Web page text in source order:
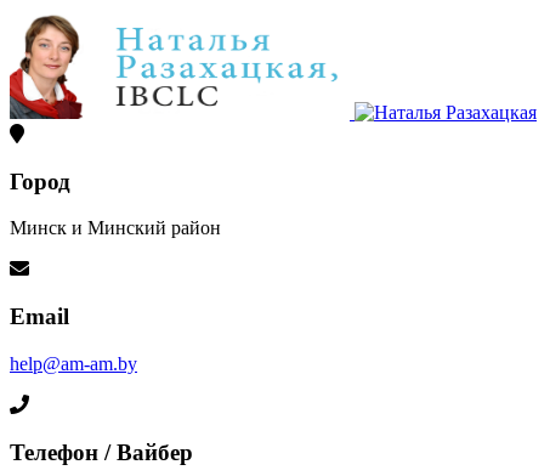
Город
Минск и Минский район
Email
help@am-am.by
Телефон / Вайбер